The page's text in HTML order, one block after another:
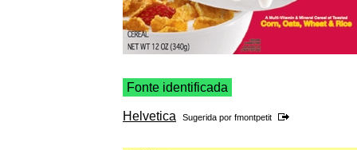
Fonte identificada
Helvetica Sugerida por fmontpetit